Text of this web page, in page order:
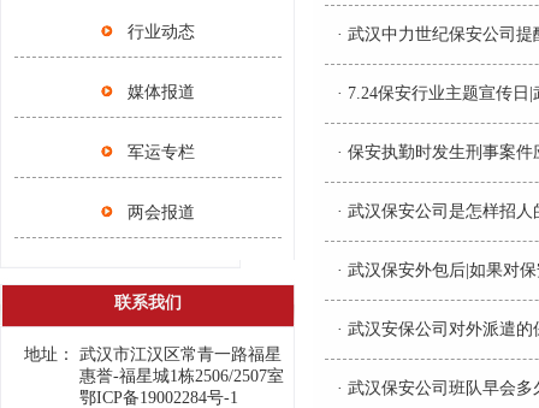
行业动态
媒体报道
军运专栏
两会报道
联系我们
地址：
武汉市江汉区常青一路福星
惠誉-福星城1栋2506/2507室
鄂ICP备19002284号-1
· 武汉中力世纪保安公司提
· 7.24保安行业主题宣传日
· 保安执勤时发生刑事案件
· 武汉保安公司是怎样招
· 武汉保安外包后|如果对
· 武汉安保公司对外派遣
· 武汉保安公司班队早会